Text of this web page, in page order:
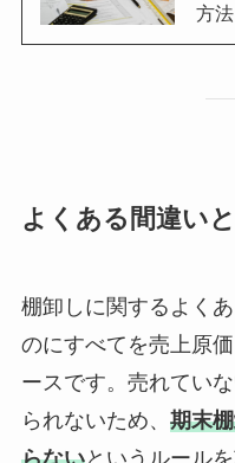
方
よくある間違い
棚卸しに関するよく
のにすべてを売上原
ースです。売れてい
られないため、 期末
らないというルール